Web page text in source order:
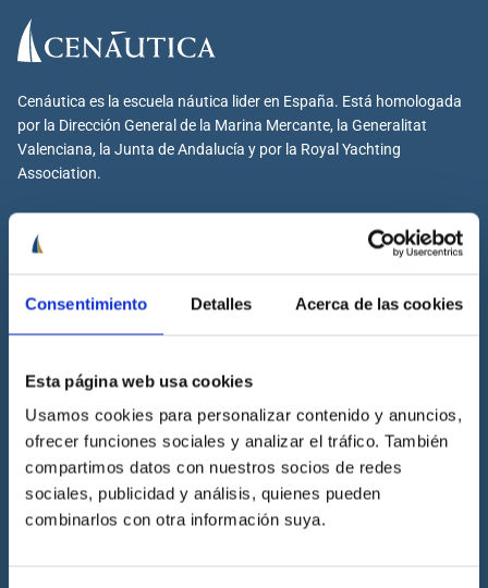
Consentimiento Detalles Acerca de las cookies
Esta página web usa cookies
Usamos cookies para personalizar contenido y anuncios,
ofrecer funciones sociales y analizar el tráfico. También
compartimos datos con nuestros socios de redes
sociales, publicidad y análisis, quienes pueden
combinarlos con otra información suya.
Cenáutica es la escuela náutica lider en España. Está homologada
por la Dirección General de la Marina Mercante, la Generalitat
Valenciana, la Junta de Andalucía y por la Royal Yachting
Association.
Escuela náutica
Contacta con Cenáutica
Historia de Cenáutica
Trabaja con Cenáutica
Sala de prensa
Preguntas frecuentes